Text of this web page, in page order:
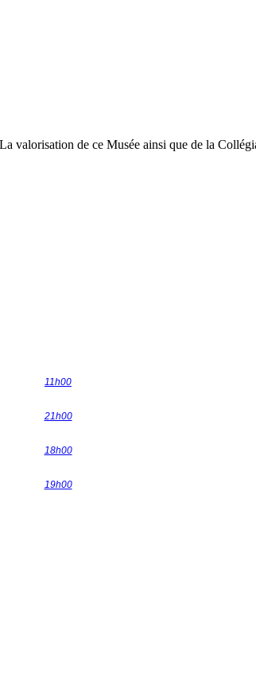
de ce Musée ainsi que de la
11h00
21h00
18h00
19h00